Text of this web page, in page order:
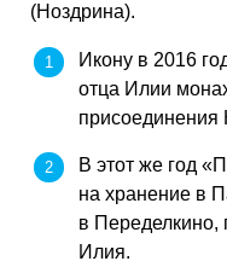
(Ноздрина).
Икону в 2016
отца Илии
присоединения
В этот же год
на хранение в
в Переделкино,
Илия.